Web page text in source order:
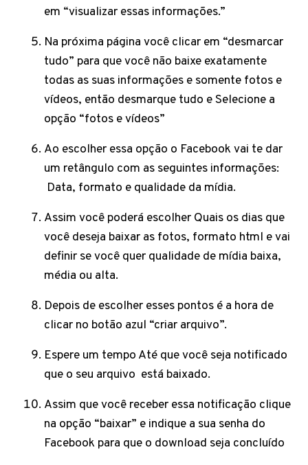
em “visualizar essas informações.”
Na próxima página você clicar em “desmarcar
tudo” para que você não baixe exatamente
todas as suas informações e somente fotos e
vídeos, então desmarque tudo e Selecione a
opção “fotos e vídeos”
Ao escolher essa opção o Facebook vai te dar
um retângulo com as seguintes informações:
Data, formato e qualidade da mídia.
Assim você poderá escolher Quais os dias que
você deseja baixar as fotos, formato html e vai
definir se você quer qualidade de mídia baixa,
média ou alta.
Depois de escolher esses pontos é a hora de
clicar no botão azul “criar arquivo”.
Espere um tempo Até que você seja notificado
que o seu arquivo está baixado.
Assim que você receber essa notificação clique
na opção “baixar” e indique a sua senha do
Facebook para que o download seja concluído